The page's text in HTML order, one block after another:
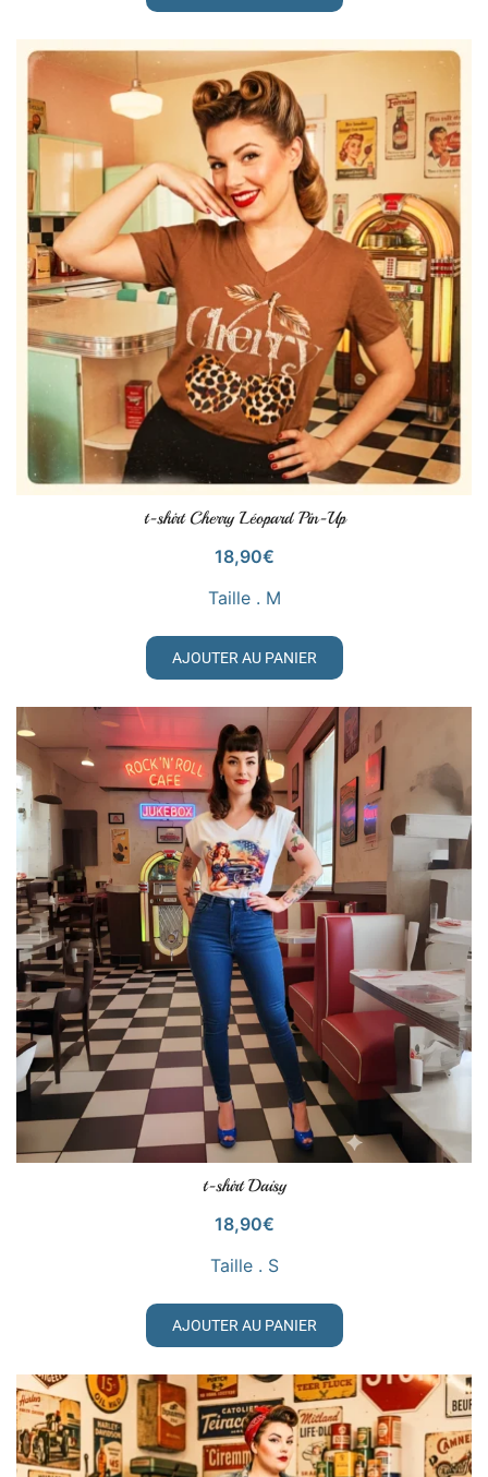
VOIR LE PRODUIT
t-shirt Cherry Léopard Pin-Up
18,90€
Taille . M
AJOUTER AU PANIER
VOIR LE PRODUIT
t-shirt Daisy
18,90€
Taille . S
AJOUTER AU PANIER